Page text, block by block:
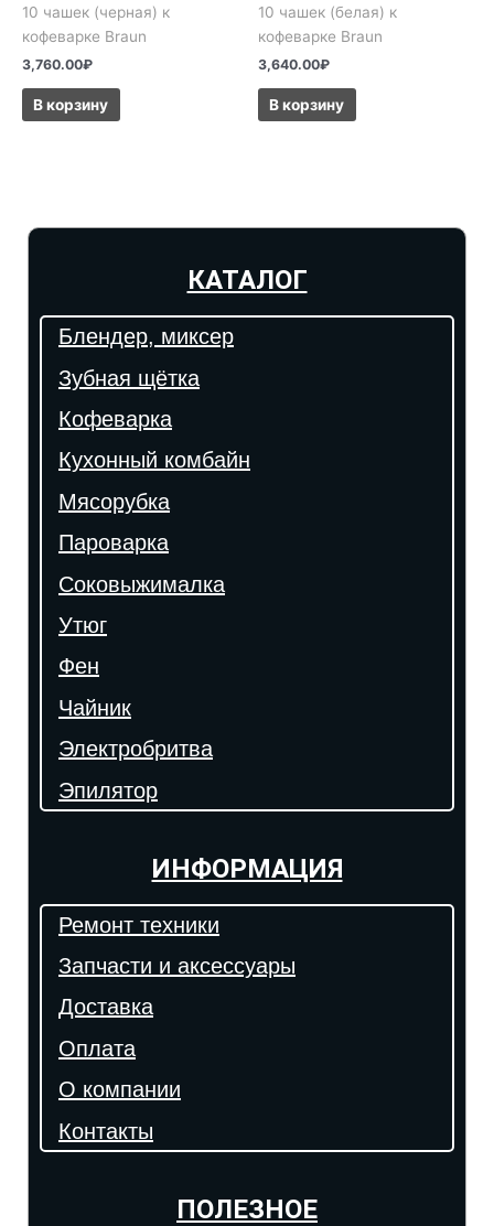
10 чашек (черная) к
кофеварке Braun
3,760.00₽
В корзину
10 чашек (белая) к
кофеварке Braun
3,640.00₽
В корзину
КАТАЛОГ
Блендер, миксер
Зубная щётка
Кофеварка
Кухонный комбайн
Мясорубка
Пароварка
Соковыжималка
Утюг
Фен
Чайник
Электробритва
Эпилятор
ИНФОРМАЦИЯ
Ремонт техники
Запчасти и аксессуары
Доставка
Оплата
О компании
Контакты
ПОЛЕЗНОЕ